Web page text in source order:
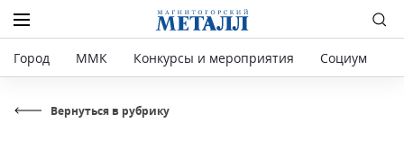
Город ММК Конкурсы и мероприятия Социум
Вернуться в рубрику